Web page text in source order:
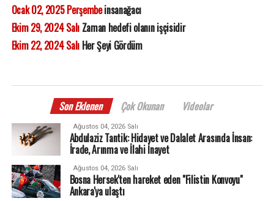
Ocak 02, 2025 Perşembeinsanağacı
Ekim 29, 2024 SalıZaman hedefi olanın işçisidir
Ekim 22, 2024 SalıHer Şeyi Gördüm
Son Eklenen Çok Okunan Videolar
Ağustos 04, 2026 Salı
Abdulaziz Tantik: Hidayet ve Dalalet Arasında İnsan:
İrade, Arınma ve İlahi İnayet
Ağustos 04, 2026 Salı
Bosna Hersek'ten hareket eden "Filistin Konvoyu"
Ankara'ya ulaştı